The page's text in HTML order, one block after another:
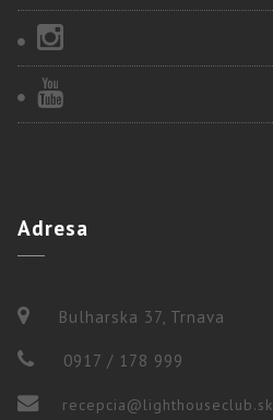
Adresa
Bulharska 37, Trnava
0917 / 178 999
recepcia@lighthouseclub.sk